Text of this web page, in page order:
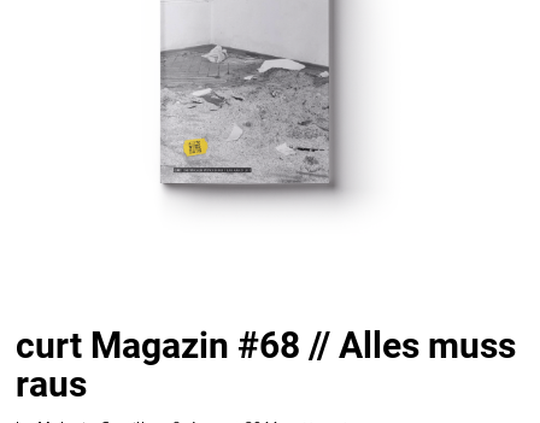
curt Magazin #68 // Alles muss
raus